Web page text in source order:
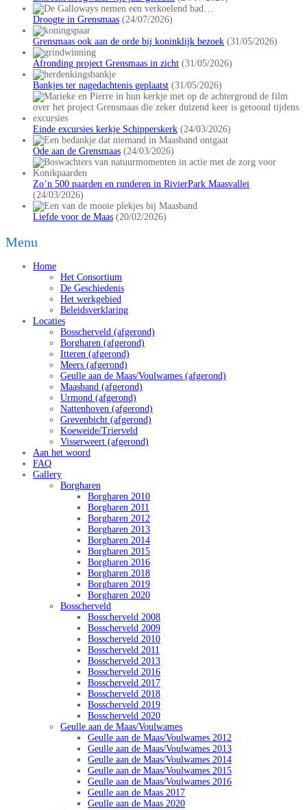
Droogte in Grensmaas (24/07/2026)
Grensmaas ook aan de orde bij koninklijk bezoek (31/05/2026)
Afronding project Grensmaas in zicht (31/05/2026)
Bankjes ter nagedachtenis geplaatst (31/05/2026)
Einde excursies kerkje Schipperskerk (24/03/2026)
Ode aan de Grensmaas (24/03/2026)
Zo’n 500 paarden en runderen in RivierPark Maasvallei
(24/03/2026)
Liefde voor de Maas (20/02/2026)
Menu
Home
Het Consortium
De Geschiedenis
Het werkgebied
Beleidsverklaring
Locaties
Bosscherveld (afgerond)
Borgharen (afgerond)
Itteren (afgerond)
Meers (afgerond)
Geulle aan de Maas/Voulwames (afgerond)
Maasband (afgerond)
Urmond (afgerond)
Nattenhoven (afgerond)
Grevenbicht (afgerond)
Koeweide/Trierveld
Visserweert (afgerond)
Aan het woord
FAQ
Gallery
Borgharen
Borgharen 2010
Borgharen 2011
Borgharen 2012
Borgharen 2013
Borgharen 2014
Borgharen 2015
Borgharen 2016
Borgharen 2018
Borgharen 2019
Borgharen 2020
Bosscherveld
Bosscherveld 2008
Bosscherveld 2009
Bosscherveld 2010
Bosscherveld 2011
Bosscherveld 2013
Bosscherveld 2016
Bosscherveld 2017
Bosscherveld 2018
Bosscherveld 2019
Bosscherveld 2020
Geulle aan de Maas/Voulwames
Geulle aan de Maas/Voulwames 2012
Geulle aan de Maas/Voulwames 2013
Geulle aan de Maas/Voulwames 2014
Geulle aan de Maas/Voulwames 2015
Geulle aan de Maas/Voulwames 2016
Geulle aan de Maas 2017
Geulle aan de Maas 2020